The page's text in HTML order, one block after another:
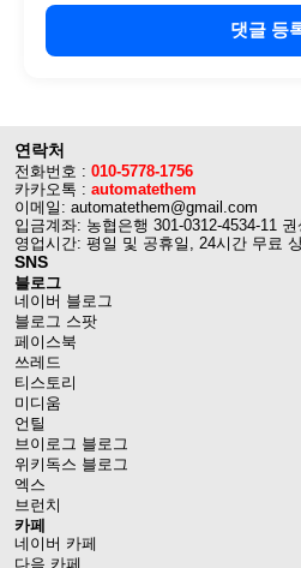
댓글 등
연락처
전화번호 : 010-5778-1756
카카오톡 : automatethem
이메일: automatethem@gmail.com
입금계좌: 농협은행 301-0312-4534-11 권
영업시간: 평일 및 공휴일, 24시간 무료
SNS
블로그
네이버 블로그
블로그 스팟
페이스북
쓰레드
티스토리
미디움
언틸
브이로그 블로그
위키독스 블로그
엑스
브런치
카페
네이버 카페
다음 카페